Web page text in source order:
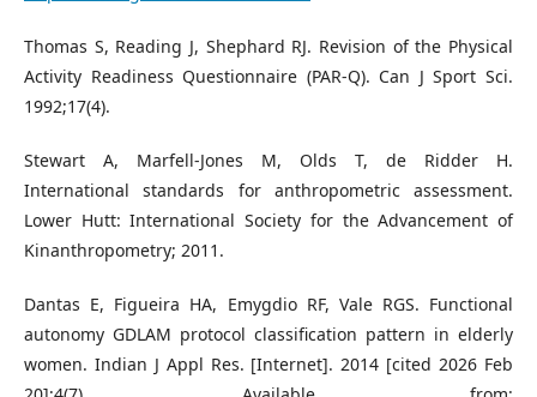
Thomas S, Reading J, Shephard RJ. Revision of the Physical
Activity Readiness Questionnaire (PAR-Q). Can J Sport Sci.
1992;17(4).
Stewart A, Marfell-Jones M, Olds T, de Ridder H.
International standards for anthropometric assessment.
Lower Hutt: International Society for the Advancement of
Kinanthropometry; 2011.
Dantas E, Figueira HA, Emygdio RF, Vale RGS. Functional
autonomy GDLAM protocol classification pattern in elderly
women. Indian J Appl Res. [Internet]. 2014 [cited 2026 Feb